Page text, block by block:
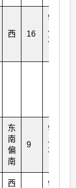
西 16
9
2
东
南
偏
南
9
9
3
西
9